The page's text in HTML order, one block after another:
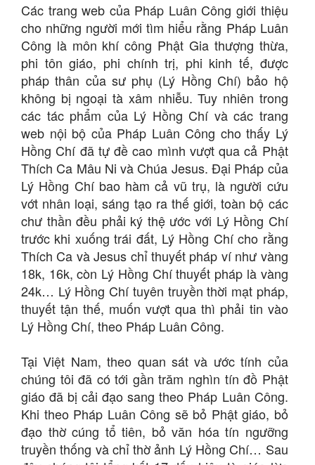
Các trang web của Pháp Luân Công giới thiệu
cho những người mới tìm hiểu rằng Pháp Luân
Công là môn khí công Phật Gia thượng thừa,
phi tôn giáo, phi chính trị, phi kinh tế, được
pháp thân của sư phụ (Lý Hồng Chí) bảo hộ
không bị ngoại tà xâm nhiễu. Tuy nhiên trong
các tác phẩm của Lý Hồng Chí và các trang
web nội bộ của Pháp Luân Công cho thấy Lý
Hồng Chí đã tự đề cao mình vượt qua cả Phật
Thích Ca Mâu Ni và Chúa Jesus. Đại Pháp của
Lý Hồng Chí bao hàm cả vũ trụ, là người cứu
vớt nhân loại, sáng tạo ra thế giới, toàn bộ các
chư thần đều phải ký thệ ước với Lý Hồng Chí
trước khi xuống trái đất, Lý Hồng Chí cho rằng
Thích Ca và Jesus chỉ thuyết pháp ví như vàng
18k, 16k, còn Lý Hồng Chí thuyết pháp là vàng
24k… Lý Hồng Chí tuyên truyền thời mạt pháp,
thuyết tận thế, muốn vượt qua thì phải tin vào
Lý Hồng Chí, theo Pháp Luân Công.
Tại Việt Nam, theo quan sát và ước tính của
chúng tôi đã có tới gần trăm nghìn tín đồ Phật
giáo đã bị cải đạo sang theo Pháp Luân Công.
Khi theo Pháp Luân Công sẽ bỏ Phật giáo, bỏ
đạo thờ cúng tổ tiên, bỏ văn hóa tín ngưỡng
truyền thống và chỉ thờ ảnh Lý Hồng Chí… Sau